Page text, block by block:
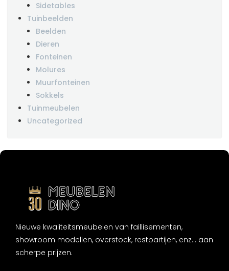
Sidetables
Tuinbeelden
Beelden
Dieren
Fonteinen
Molures
Muurfonteinen
Sokkels
Tuinmeubelen
Uncategorized
Nieuwe kwaliteitsmeubelen van faillisementen,
showroom modellen, overstock, restpartijen, enz... aan
scherpe prijzen.